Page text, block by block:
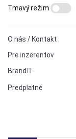
O nás / Kontakt
Pre inzerentov
BrandIT
Predplatné
Tmavý režim